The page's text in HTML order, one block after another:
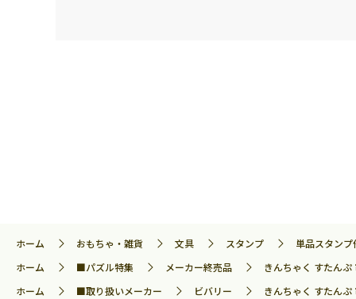
ホーム おもちゃ・雑貨 文具 スタンプ
単品スタンプ
ホーム
■パズル特集 メーカー終売品
きんちゃく すたん
ホーム
■取り扱いメーカー ビバリー
きんちゃく すたん